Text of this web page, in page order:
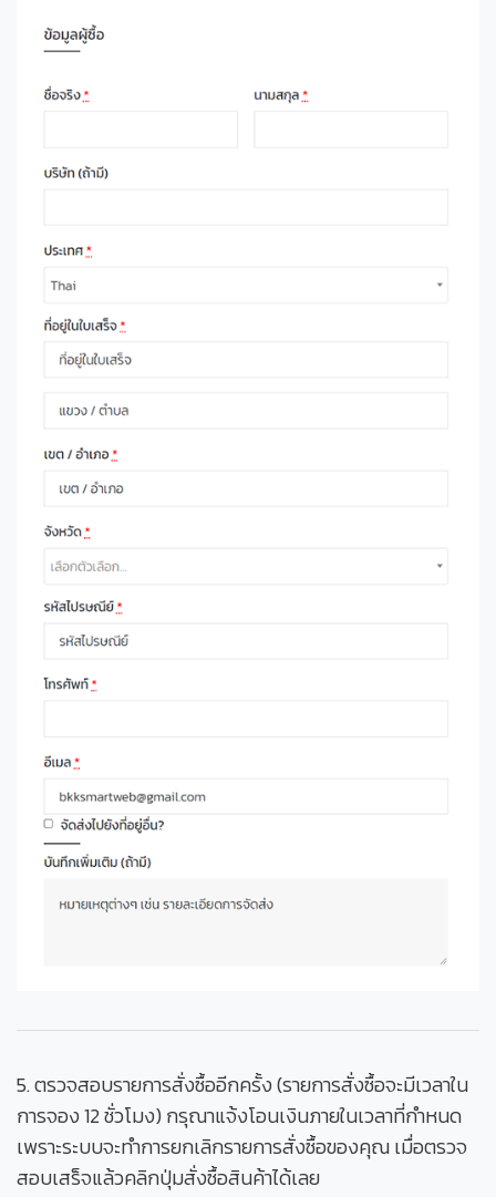
5. ตรวจสอบรายการสั่งซื้ออีกครั้ง (รายการสั่งซื้อจะมีเวลาใน
การจอง 12 ชั่วโมง) กรุณาแจ้งโอนเงินภายในเวลาที่กำหนด
เพราะระบบจะทำการยกเลิกรายการสั่งซื้อของคุณ เมื่อตรวจ
สอบเสร็จแล้วคลิกปุ่มสั่งซื้อสินค้าได้เลย